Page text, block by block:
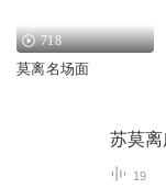
718
莫离名场面
苏莫离
19